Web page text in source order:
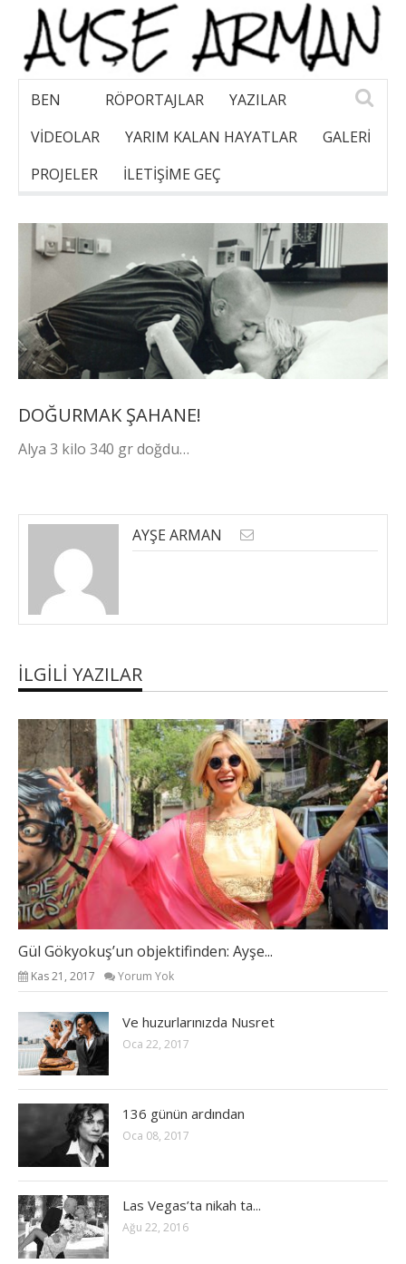
BEN RÖPORTAJLAR
YAZILAR
VİDEOLAR
YARIM KALAN HAYATLAR
GALERI
PROJELER
İLETİŞİME GEÇ
DOĞURMAK ŞAHANE!
Alya 3 kilo 340 gr doğdu…
AYŞE ARMAN
İLGILI YAZILAR
Gül Gökyokuş’un objektifinden: Ayşe...
Kas 21, 2017 Yorum Yok
Ve huzurlarınızda Nusret
Oca 22, 2017
136 günün ardından
Oca 08, 2017
Las Vegas’ta nikah ta...
Ağu 22, 2016